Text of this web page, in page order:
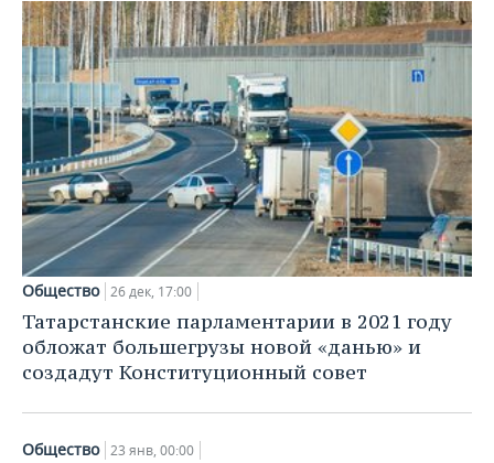
Общество 26 дек, 17:00
Татарстанские парламентарии в 2021 году
обложат большегрузы новой «данью» и
создадут Конституционный совет
Общество 23 янв, 00:00